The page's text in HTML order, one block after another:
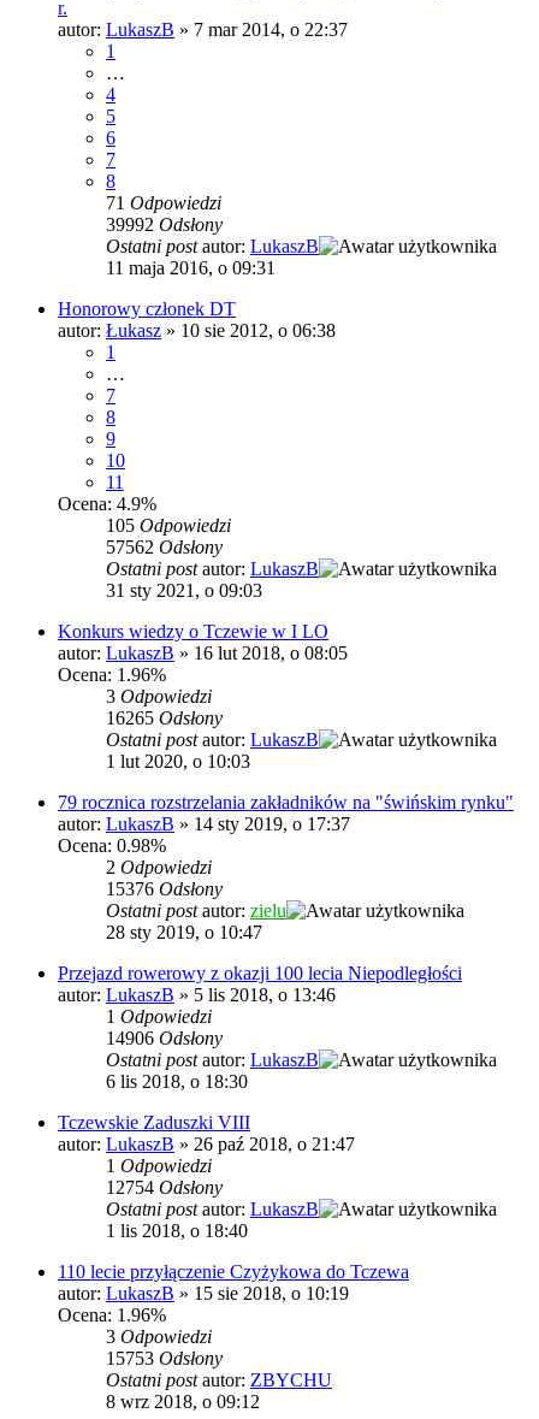
r.
autor: LukaszB » 7 mar 2014, o 22:37
1
…
4
5
6
7
8
71 Odpowiedzi
39992 Odsłony
Ostatni postautor: LukaszB
11 maja 2016, o 09:31
Honorowy członek DT
autor: Łukasz » 10 sie 2012, o 06:38
1
…
7
8
9
10
11
Ocena: 4.9%
105 Odpowiedzi
57562 Odsłony
Ostatni postautor: LukaszB
31 sty 2021, o 09:03
Konkurs wiedzy o Tczewie w I LO
autor: LukaszB » 16 lut 2018, o 08:05
Ocena: 1.96%
3 Odpowiedzi
16265 Odsłony
Ostatni postautor: LukaszB
1 lut 2020, o 10:03
79 rocznica rozstrzelania zakładników na "świńskim rynku"
autor: LukaszB » 14 sty 2019, o 17:37
Ocena: 0.98%
2 Odpowiedzi
15376 Odsłony
Ostatni postautor: zielu
28 sty 2019, o 10:47
Przejazd rowerowy z okazji 100 lecia Niepodległości
autor: LukaszB » 5 lis 2018, o 13:46
1 Odpowiedzi
14906 Odsłony
Ostatni postautor: LukaszB
6 lis 2018, o 18:30
Tczewskie Zaduszki VIII
autor: LukaszB » 26 paź 2018, o 21:47
1 Odpowiedzi
12754 Odsłony
Ostatni postautor: LukaszB
1 lis 2018, o 18:40
110 lecie przyłączenie Czyżykowa do Tczewa
autor: LukaszB » 15 sie 2018, o 10:19
Ocena: 1.96%
3 Odpowiedzi
15753 Odsłony
Ostatni postautor: ZBYCHU
8 wrz 2018, o 09:12